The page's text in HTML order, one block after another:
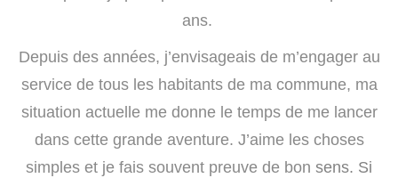
ans.
Depuis des années, j’envisageais de m’engager au
service de tous les habitants de ma commune, ma
situation actuelle me donne le temps de me lancer
dans cette grande aventure. J’aime les choses
simples et je fais souvent preuve de bon sens. Si